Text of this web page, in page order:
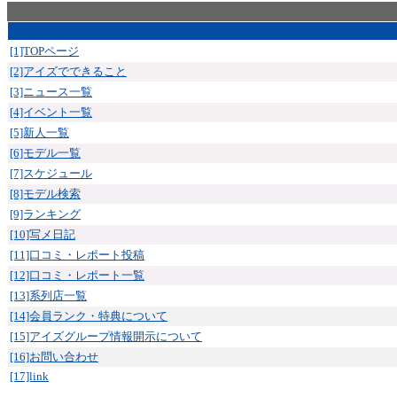
[1]TOPページ
[2]アイズでできること
[3]ニュース一覧
[4]イベント一覧
[5]新人一覧
[6]モデル一覧
[7]スケジュール
[8]モデル検索
[9]ランキング
[10]写メ日記
[11]口コミ・レポート投稿
[12]口コミ・レポート一覧
[13]系列店一覧
[14]会員ランク・特典について
[15]アイズグループ情報開示について
[16]お問い合わせ
[17]link